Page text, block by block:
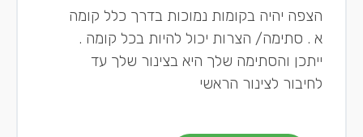
הצפה יהיה בקומות נמוכות בדרך כלל קומה
א . סתימה/ הצרות יכול להיות בכל קומה .
ייתכן והסתימה שלך היא בצינור שלך עד
לחיבור לצינור הראשי